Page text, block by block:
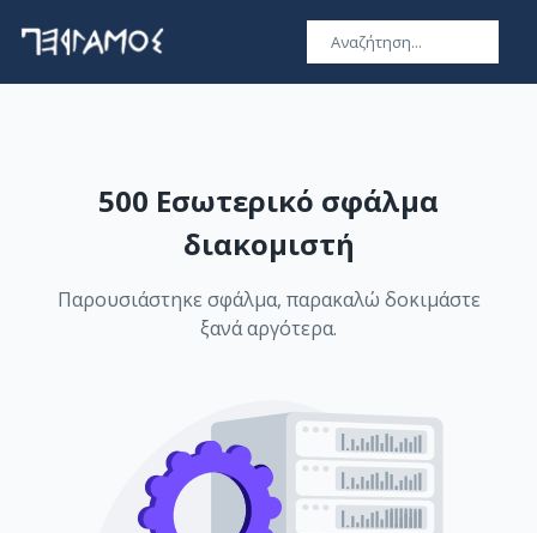
500 Εσωτερικό σφάλμα
διακομιστή
Παρουσιάστηκε σφάλμα, παρακαλώ δοκιμάστε
ξανά αργότερα.